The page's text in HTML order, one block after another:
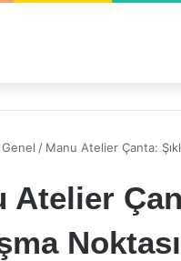
Genel / Manu Atelier Çanta:
Atelier
Noktası